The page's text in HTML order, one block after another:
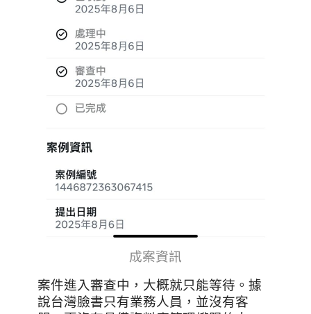
成案資訊
案件進入審查中，大概就只能等待。據
說台灣臉書只有業務人員，並沒有客